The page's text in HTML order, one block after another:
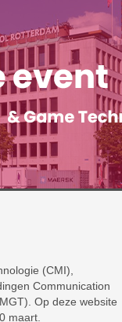
(CMI),
Communication
Op deze website
maart.